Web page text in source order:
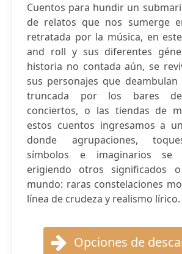
Cuentos para hundir un
de relatos que nos sumerge
retratada por la música, en
and roll y sus diferentes
historia no contada aún, se
sus personajes que
truncada por los bares
conciertos, o las tiendas de
estos cuentos ingresamos a
donde agrupaciones,
símbolos e imaginarios se
erigiendo otros significados
mundo: raras constelaciones
línea de crudeza y realismo lírico.
Opciones de